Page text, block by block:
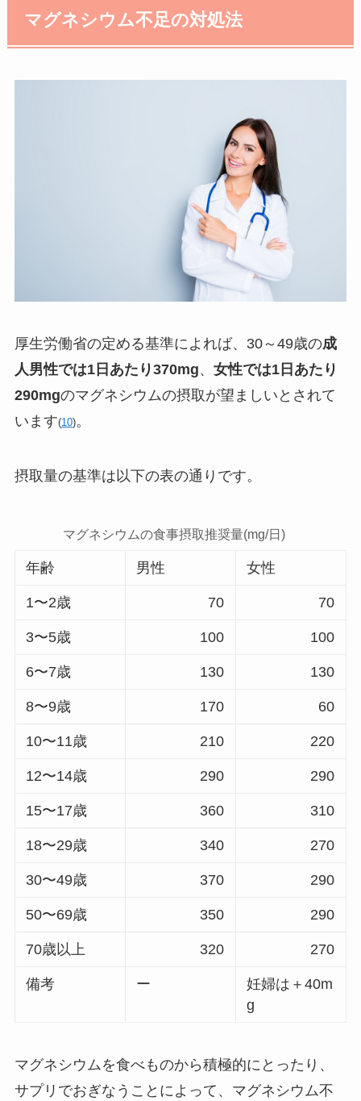
マグネシウム不足の対処法
厚生労働省の定める基準によれば、 30～ 49歳の成
人男性では1日あたり370mg、 女性では1日あたり
290mgのマグネシウムの摂取が望ましいとされて
います(10)。
摂取量の基準は以下の表の通りです。
マグネシウムの食事摂取推奨量(mg/日)
年齢 男性 女性
1〜2歳 70 70
3〜5歳 100 100
6〜7歳 130 130
8〜9歳 170 60
10〜11歳 210 220
12〜14歳 290 290
15〜17歳 360 310
18〜29歳 340 270
30〜49歳 370 290
50〜69歳 350 290
70歳以上 320 270
備考 ー
妊婦は＋40m
g
マグネシウムを食べものから積極的にとったり、
サプリでおぎなうことによって、マグネシウム不